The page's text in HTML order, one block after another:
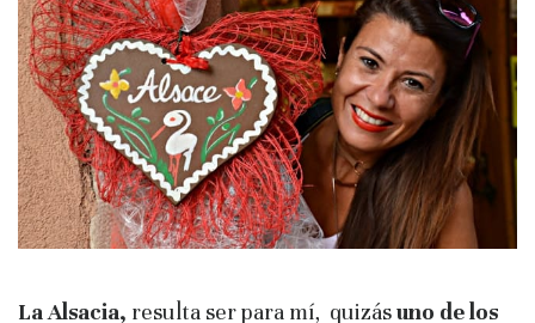
La Alsacia, resulta ser para mí, quizásuno de los